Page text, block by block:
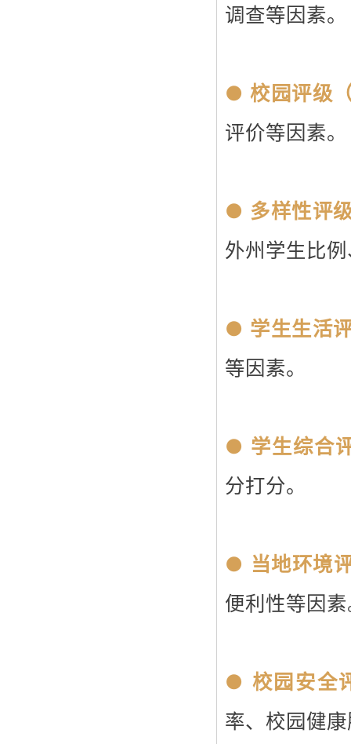
调查等因素。
●校园评级
评价等因素。
● 多样性评
外州学生比
● 学生生活
等因素。
● 学生综合
分打分。
● 当地环境
便利性等因
● 校园安全
率、校园健